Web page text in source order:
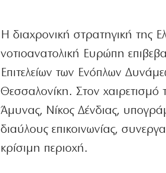
Η διαχρονική στρατηγική της
νοτιοανατολική Ευρώπη
Επιτελείων των Ενόπλων
Θεσσαλονίκη. Στον
Άμυνας, Νίκος Δένδιας,
διαύλους επικοινωνίας,
κρίσιμη περιοχή.